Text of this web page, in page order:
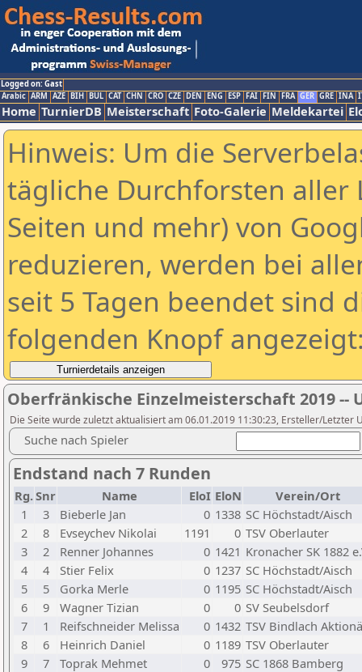
Logged on: Gast
Arabic ARM AZE BIH BUL CAT CHN CRO CZE DEN ENG ESP FAI FIN FRA GER GRE INA
Home TurnierDB Meisterschaft Foto-Galerie Meldekartei
Hinweis: Um die
tägliche Durchforsten aller
Seiten und mehr) von
reduzieren, werden bei
seit 5 Tagen beendet sind
folgenden Knopf
Oberfränkische Einzelmeisterschaft 2019 --
Die Seite wurde zuletzt aktualisiert am 06.01.2019 11:30:23, Ersteller/Letzter
Suche nach Spieler
Endstand nach 7 Runden
Rg.Snr Name EloI EloN
Verein/Ort
1
3 Bieberle Jan 0 1338 SC Höchstadt/Aisch
2
8 Evseychev Nikolai 1191 0 TSV Oberlauter
3
2 Renner Johannes 0 1421 Kronacher SK 1882
4
4 Stier Felix 0 1237 SC Höchstadt/Aisch
5
5 Gorka Merle 0 1195 SC Höchstadt/Aisch
6
9 Wagner Tizian 0 0 SV Seubelsdorf
7
1 Reifschneider Melissa 0 1432 TSV Bindlach
8
6 Heinrich Daniel 0 1189 TSV Oberlauter
9
7 Toprak Mehmet 0 975 SC 1868 Bamberg